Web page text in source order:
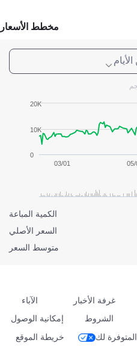
مخطط الأسعار
03/01 05/
0
10K
20K
الكمية المباعة
السعر الأصلي
متوسط السعر
غرفة الأخبار
الآباء
الشروط
إمكانية الوصول
لك خريطة الموقع